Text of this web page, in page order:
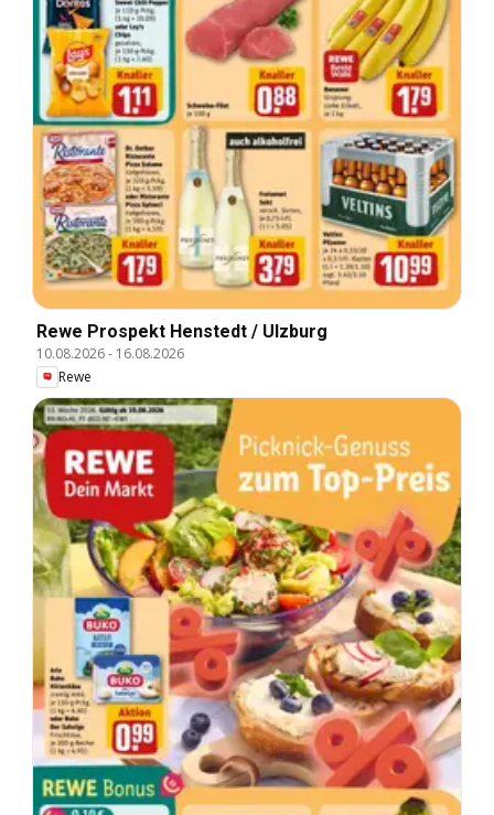
Rewe Prospekt Henstedt / Ulzburg
10.08.2026- 16.08.2026
Rewe